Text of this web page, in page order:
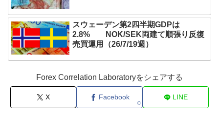
スウェーデン第2四半期GDPは
2.8% NOK/SEK両建て順張り反復
売買運用（26/7/19週）
Forex Correlation Laboratoryをシェアする
X Facebook
0
LINE